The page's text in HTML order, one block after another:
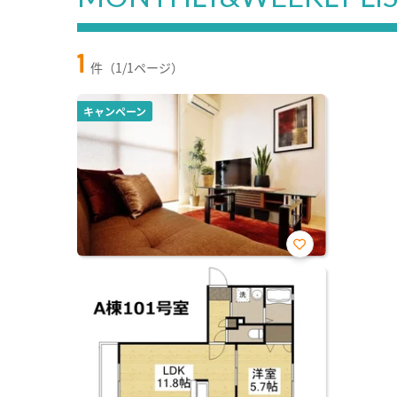
1 件（1/1ページ）
キャンペーン
お気
り登
録